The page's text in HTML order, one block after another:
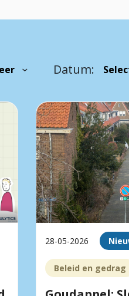
Datum:
28-05-2026
Beleid en gedrag